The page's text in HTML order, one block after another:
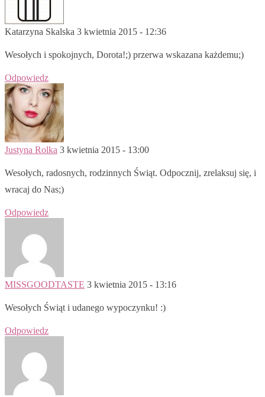
Katarzyna Skalska 3 kwietnia 2015 - 12:36
Wesołych i spokojnych, Dorota!;) przerwa wskazana każdemu;)
Odpowiedz
Justyna Rolka 3 kwietnia 2015 - 13:00
Wesołych, radosnych, rodzinnych Świąt. Odpocznij, zrelaksuj się, i
wracaj do Nas;)
Odpowiedz
MISSGOODTASTE 3 kwietnia 2015 - 13:16
Wesołych Świąt i udanego wypoczynku! :)
Odpowiedz